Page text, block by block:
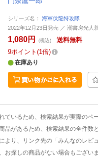
シリーズ名： 海軍伏龍特攻隊
2022年12月23日発売 ／ 潮書房光人
1,080円 (税込)
送料無料
9ポイント 1倍
在庫あり
いるため、検索結果が実際のペ
があるため、検索結果の全件数
り、リンク先の「みんなのレビ
探しの商品がない場合もござい